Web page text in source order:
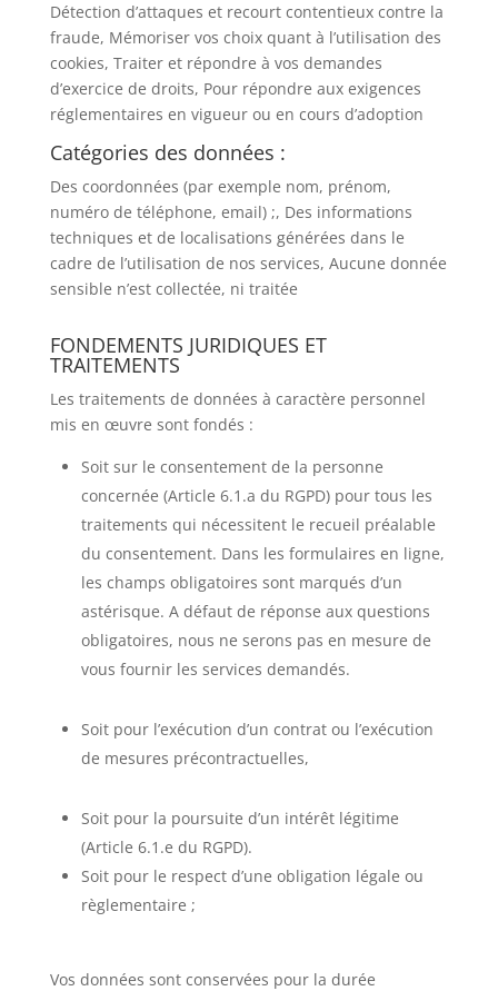
Détection d’attaques et recourt contentieux contre la
fraude, Mémoriser vos choix quant à l’utilisation des
cookies, Traiter et répondre à vos demandes
d’exercice de droits, Pour répondre aux exigences
réglementaires en vigueur ou en cours d’adoption
Catégories des données :
Des coordonnées (par exemple nom, prénom,
numéro de téléphone, email) ;, Des informations
techniques et de localisations générées dans le
cadre de l’utilisation de nos services, Aucune donnée
sensible n’est collectée, ni traitée
FONDEMENTS JURIDIQUES ET
TRAITEMENTS
Les traitements de données à caractère personnel
mis en œuvre sont fondés :
Soit sur le consentement de la personne
concernée (Article 6.1.a du RGPD) pour tous les
traitements qui nécessitent le recueil préalable
du consentement. Dans les formulaires en ligne,
les champs obligatoires sont marqués d’un
astérisque. A défaut de réponse aux questions
obligatoires, nous ne serons pas en mesure de
vous fournir les services demandés.
Soit pour l’exécution d’un contrat ou l’exécution
de mesures précontractuelles,
Soit pour la poursuite d’un intérêt légitime
(Article 6.1.e du RGPD).
Soit pour le respect d’une obligation légale ou
règlementaire ;
Vos données sont conservées pour la durée